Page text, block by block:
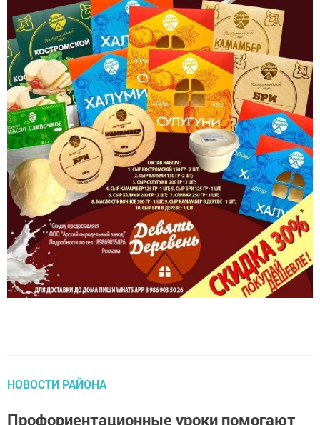
НОВОСТИ РАЙОНА
Профориентационные уроки помогают